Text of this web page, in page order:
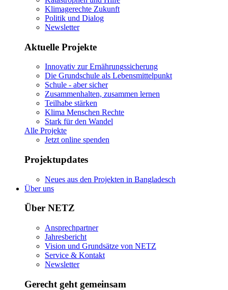
Klimagerechte Zukunft
Politik und Dialog
Newsletter
Aktuelle Projekte
Innovativ zur Ernährungssicherung
Die Grundschule als Lebensmittelpunkt
Schule - aber sicher
Zusammenhalten, zusammen lernen
Teilhabe stärken
Klima Menschen Rechte
Stark für den Wandel
Alle Projekte
Jetzt online spenden
Projektupdates
Neues aus den Projekten in Bangladesch
Über uns
Über NETZ
Ansprechpartner
Jahresbericht
Vision und Grundsätze von NETZ
Service & Kontakt
Newsletter
Gerecht geht gemeinsam